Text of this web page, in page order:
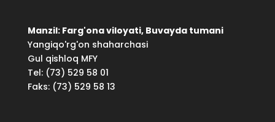
Manzil: Farg'ona viloyati, Buvayda tumani
Yangiqo'rg'on shaharchasi
Gul qishloq MFY
Tel: (73) 529 58 01
Faks: (73) 529 58 13